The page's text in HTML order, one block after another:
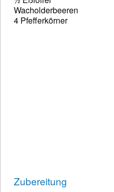
Wacholderbeeren
4 Pfefferkörner
Zubereitung